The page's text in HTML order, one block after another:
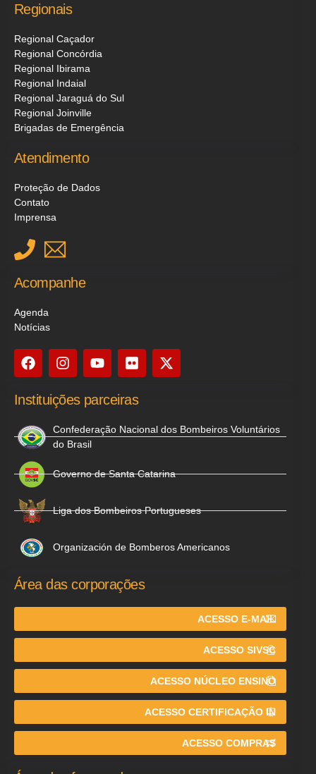
Regionais
Regional Caçador
Regional Concórdia
Regional Ibirama
Regional Indaial
Regional Jaraguá do Sul
Regional Joinville
Brigadas de Emergência
Atendimento
Proteção de Dados
Contato
Imprensa
Acompanhe
Agenda
Notícias
Instituições parceiras
Confederação Nacional dos Bombeiros Voluntários
do Brasil
Governo de Santa Catarina
Liga dos Bombeiros Portugueses
Organización de Bomberos Americanos
Área das corporações
ACESSO E-MAIL
ACESSO SIVSC
ACESSO NÚCLEO ENSINO
ACESSO CERTIFICAÇÃO IN
ACESSO COMPRAS